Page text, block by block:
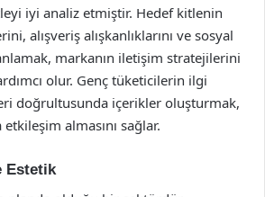
iyi analiz etmiştir. Hedef kitlenin
alışveriş alışkanlıklarını ve sosyal
markanın iletişim stratejilerini
olur. Genç tüketicilerin ilgi
doğrultusunda içerikler oluşturmak,
almasını sağlar.
Estetik